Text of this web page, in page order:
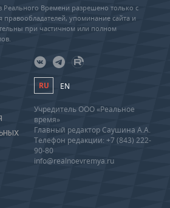
Реального Времени разрешено только с
правообладателей, упоминание сайта и
при частичном или полном
RU EN
Учредитель ООО «Реальное
время»
Главный редактор Саушина А.А.
Телефон редакции: +7 (843) 222-
90-80
info@realnoevremya.ru